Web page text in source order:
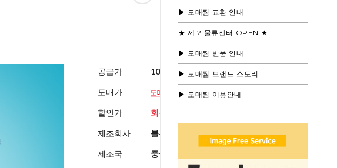
▶ 도매찜 교환 안내
★ 제 2 물류센터 OPEN ★
▶ 도매찜 반품 안내
▶ 도매찜 브랜드 스토리
▶ 도매찜 이용안내
공급가 10,400원(부가세별도)
도매가
할인가 회원공개
제조회사 블루모드수입
제조국 중국